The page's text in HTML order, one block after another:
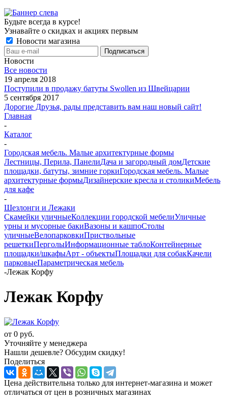
Будьте всегда в курсе!
Узнавайте о скидках и акциях первым
Новости магазина
Новости
Все новости
19 апреля 2018
Поступили в продажу батуты Swollen из Швейцарии
5 сентября 2017
Дорогие Друзья, рады представить вам наш новый сайт!
Главная
-
Каталог
-
Городская мебель. Малые архитектурные формы
Лестницы, Перила, ПанелиДача и загородный домДетские
площадки, батуты, зимние горкиГородская мебель. Малые
архитектурные формыДизайнерские кресла и столикиМебель
для кафе
-
Шезлонги и Лежаки
Скамейки уличныеКоллекции городской мебелиУличные
урны и мусорные бакиВазоны и кашпоСтолы
уличныеВелопарковкиПриствольные
решеткиПерголыИнформационные таблоКонтейнерные
площадки/шкафыАрт - объектыПлощадки для собакКачели
парковыеПараметрическая мебель
-Лежак Корфу
Лежак Корфу
от 0 руб.
Уточняйте у менеджера
Нашли дешевле? Обсудим скидку!
Поделиться
Цена действительна только для интернет-магазина и может
отличаться от цен в розничных магазинах